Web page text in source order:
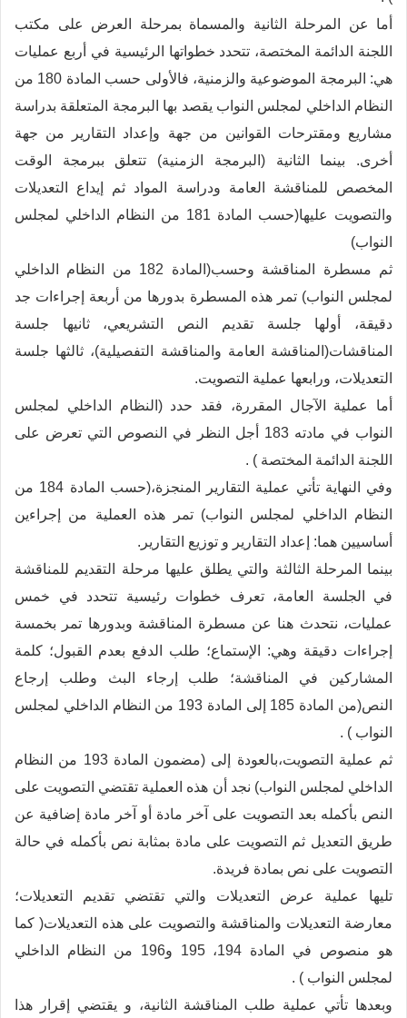
أما عن المرحلة الثانية والمسماة بمرحلة العرض على مكتب
اللجنة الدائمة المختصة، تتحدد خطواتها الرئيسية في أربع عمليات
هي: البرمجة الموضوعية والزمنية، فالأولى حسب المادة 180 من
النظام الداخلي لمجلس النواب يقصد بها البرمجة المتعلقة بدراسة
مشاريع ومقترحات القوانين من جهة وإعداد التقارير من جهة
أخرى. بينما الثانية (البرمجة الزمنية) تتعلق ببرمجة الوقت
المخصص للمناقشة العامة ودراسة المواد ثم إيداع التعديلات
والتصويت عليها(حسب المادة 181 من النظام الداخلي لمجلس
النواب)
ثم مسطرة المناقشة وحسب(المادة 182 من النظام الداخلي
لمجلس النواب) تمر هذه المسطرة بدورها من أربعة إجراءات جد
دقيقة، أولها جلسة تقديم النص التشريعي، ثانيها جلسة
المناقشات(المناقشة العامة والمناقشة التفصيلية)، ثالثها جلسة
التعديلات، ورابعها عملية التصويت.
أما عملية الآجال المقررة، فقد حدد (النظام الداخلي لمجلس
النواب في مادته 183 أجل النظر في النصوص التي تعرض على
اللجنة الدائمة المختصة ) .
وفي النهاية تأتي عملية التقارير المنجزة،(حسب المادة 184 من
النظام الداخلي لمجلس النواب) تمر هذه العملية من إجراءين
أساسيين هما: إعداد التقارير و توزيع التقارير.
بينما المرحلة الثالثة والتي يطلق عليها مرحلة التقديم للمناقشة
في الجلسة العامة، تعرف خطوات رئيسية تتحدد في خمس
عمليات، نتحدث هنا عن مسطرة المناقشة وبدورها تمر بخمسة
إجراءات دقيقة وهي: الإستماع؛ طلب الدفع بعدم القبول؛ كلمة
المشاركين في المناقشة؛ طلب إرجاء البث وطلب إرجاع
النص(من المادة 185 إلى المادة 193 من النظام الداخلي لمجلس
النواب ) .
ثم عملية التصويت،بالعودة إلى (مضمون المادة 193 من النظام
الداخلي لمجلس النواب) نجد أن هذه العملية تقتضي التصويت على
النص بأكمله بعد التصويت على آخر مادة أو آخر مادة إضافية عن
طريق التعديل ثم التصويت على مادة بمثابة نص بأكمله في حالة
التصويت على نص بمادة فريدة.
تليها عملية عرض التعديلات والتي تقتضي تقديم التعديلات؛
معارضة التعديلات والمناقشة والتصويت على هذه التعديلات( كما
هو منصوص في المادة 194، 195 و196 من النظام الداخلي
لمجلس النواب ) .
وبعدها تأتي عملية طلب المناقشة الثانية، و يقتضي إقرار هذا